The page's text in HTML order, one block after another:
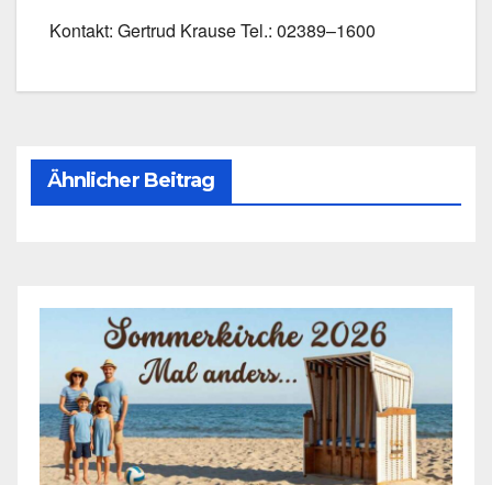
Kon­takt: Ger­trud Krau­se Tel.: 02389–1600
Ähnlicher Beitrag